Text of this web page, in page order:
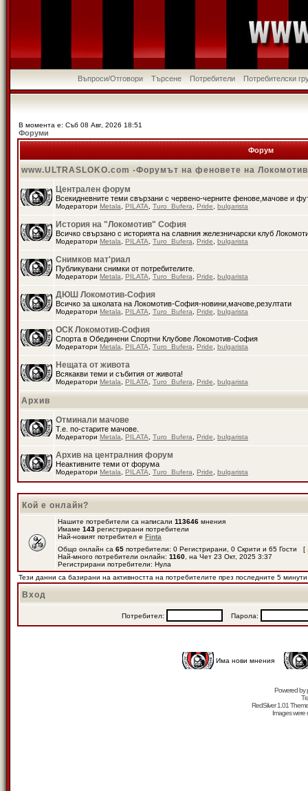
Въпроси/Отговори Търсене Потребители Потребителски
В момента е: Съб 08 Авг, 2026 18:51
Форуми
Форум
www.ULTRASLOKO.com -Форумът на феновете на
Централен форум
Всекидневните теми свързани с червено-черните фенове,мачове и
Модератори Metala PILATA Turo_Bufera Pride bulgarista
История на "Локомотив" София
Всичко свързано с историята на славния железничарски клуб
Модератори Metala PILATA Turo_Bufera Pride bulgarista
Снимков мат'риал
Публикувани снимки от потребителите.
Модератори Metala PILATA Turo_Bufera Pride bulgarista
ДЮШ Локомотив-София
Всичко за школата на Локомотив-София-новини,мачове,резултати
Модератори Metala PILATA Turo_Bufera Pride bulgarista
ОСК Локомотив-София
Спорта в Обединени Спортни Клубове Локомотив-София
Модератори Metala PILATA Turo_Bufera Pride bulgarista
Нещата от живота
Всякакви теми и събития от живота!
Модератори Metala PILATA Turo_Bufera Pride bulgarista
Архив
Отминали мачове
Т.е. по-старите мачове.
Модератори Metala PILATA Turo_Bufera Pride bulgarista
Архив на централния форум
Неактивните теми от форума
Модератори Metala PILATA Turo_Bufera Pride bulgarista
Кой е онлайн?
Нашите потребители са написали 113646 мнения
Имаме 143 регистрирани потребители
Най-новият потребител е Finta
Общо онлайн са 65 потребители: 0 Регистрирани, 0 Скрити и 65 Гости [
Най-много потребители онлайн: 1160 , на Чет 23 Окт, 2025 3:37
Регистрирани потребители: Нула
Тези данни са базирани на активността на потребителите през последните 5 минути
Вход
Потребител: Парола:
Има нови мнения
Powered by
RedSilver 1.01
Images were